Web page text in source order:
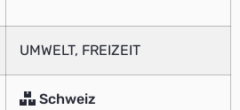
UMWELT, FREIZEIT
Schweiz